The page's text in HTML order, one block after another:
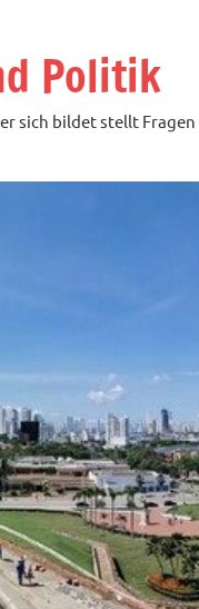
Politik
sich bildet stellt